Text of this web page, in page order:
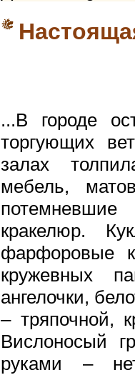
...В городе
торгующих
залах
мебель,
потемневшие
кракелюр.
фарфоровые
кружевных
ангелочки,
– тряпочной,
Вислоносый
руками –